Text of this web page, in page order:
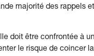
majorité des rappels
doit être confrontée à
le risque de coincer